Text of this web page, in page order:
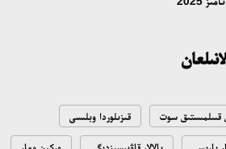
يننوۆاسيالىق تاسىلدەرى ەنگىزىلەدى
جانە ۇلتتىق مۇددەنى قورعاۋ
قىىلمىستىق سوت قىزىلوردا وبلىسى